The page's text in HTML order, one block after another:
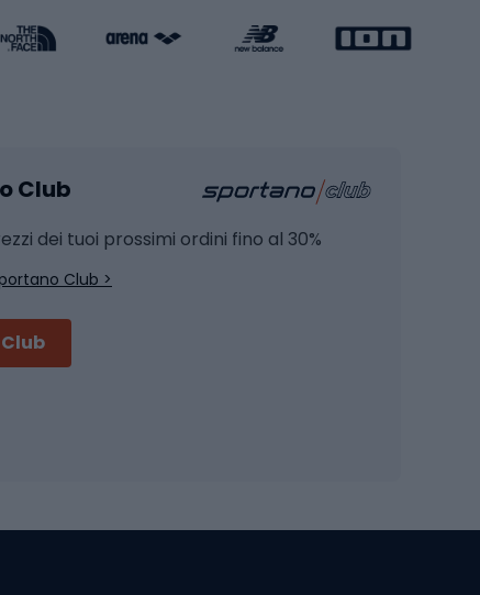
Caschi da pattinaggio
Pesca al siluro
Pesca a spinning
Sedili per cicli
Club
dei tuoi prossimi ordini fino al 30%
Club >